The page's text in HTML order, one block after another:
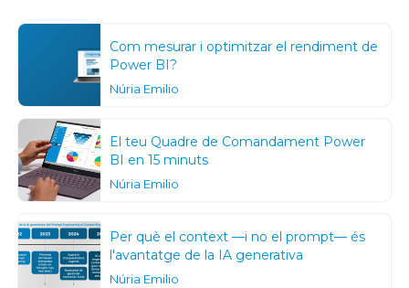
Com mesurar i optimitzar el rendiment de
Power BI?
Núria Emilio
El teu Quadre de Comandament Power
BI en 15 minuts
Núria Emilio
Per què el context —i no el prompt— és
l'avantatge de la IA generativa
Núria Emilio